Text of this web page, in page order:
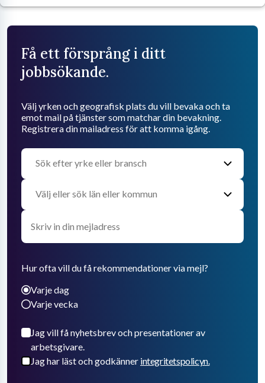
Få ett försprång i ditt
jobbsökande.
Välj yrken och geografisk plats du vill bevaka och ta
emot mail på tjänster som matchar din bevakning.
Registrera din mailadress för att komma igång.
Hur ofta vill du få rekommendationer via mejl?
Varje dag
Varje vecka
Jag vill få nyhetsbrev och presentationer av
arbetsgivare.
Jag har läst och godkänner integritetspolicyn.